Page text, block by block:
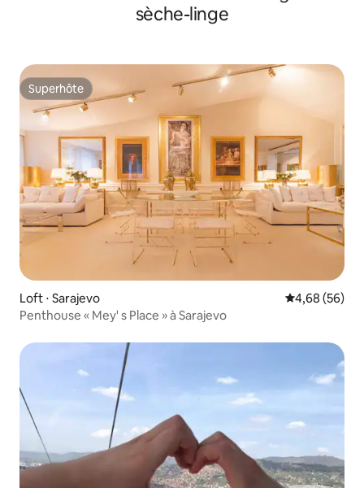
sèche-linge
Superhôte
Superhôte
Loft ⋅ Sarajevo Évaluation
4,68 (56)
Penthouse « Mey' s Place » à Sarajevo